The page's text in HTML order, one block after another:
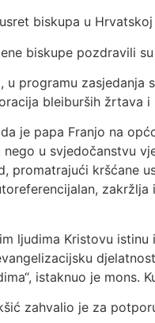
biskupa u
biskupe pozdravili su
u programu
bleiburših žrtava i
je papa Franjo na
u svjedočanstvu
promatrajući kršćane
ljudima Kristovu
istaknuo je mons.
zahvalio je za